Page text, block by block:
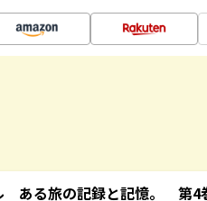
ある旅の記録と記憶。 第4